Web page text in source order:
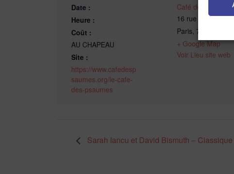
Date :
Heure :
Coût :
AU CHAPEAU
Site :
https://www.cafedesp
saumes.org/le-cafe-
des-psaumes
Café des
16 rue des
Paris, 75004
+ Google Map
Voir Lieu site web
Sarah Iancu et David Bismuth – Classique